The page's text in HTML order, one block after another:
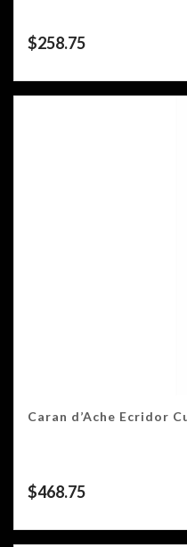
$258.75
Caran d’Ache Ecridor
$468.75